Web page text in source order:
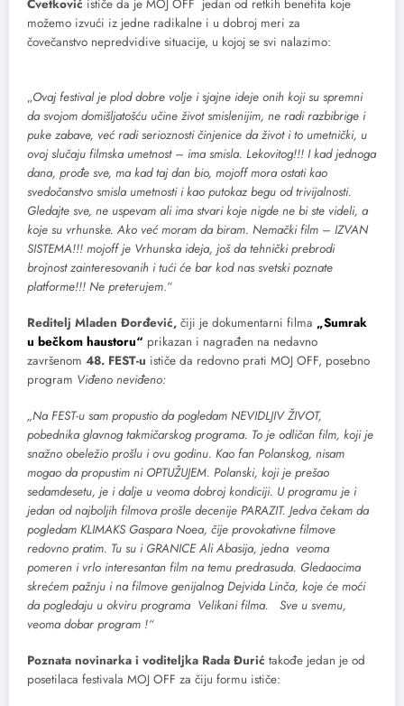
Cvetković ističe da je MOJ OFF jedan od retkih benefita koje
možemo izvući iz jedne radikalne i u dobroj meri za
čovečanstvo nepredvidive situacije, u kojoj se svi nalazimo:
„Ovaj festival je plod dobre volje i sjajne ideje onih koji su spremni
da svojom domišljatošću učine život smislenijim, ne radi razbibrige i
puke zabave, već radi serioznosti činjenice da život i to umetnički, u
ovoj slučaju filmska umetnost – ima smisla. Lekovitog!!! I kad jednoga
dana, prođe sve, ma kad taj dan bio, mojoff mora ostati kao
svedočanstvo smisla umetnosti i kao putokaz begu od trivijalnosti.
Gledajte sve, ne uspevam ali ima stvari koje nigde ne bi ste videli, a
koje su vrhunske. Ako već moram da biram. Nemački film – IZVAN
SISTEMA!!! mojoff je Vrhunska ideja, još da tehnički prebrodi
brojnost zainteresovanih i tući će bar kod nas svetski poznate
platforme!!! Ne preterujem.“
Reditelj Mladen Đorđević, čiji je dokumentarni filma „Sumrak
u bečkom haustoru“ prikazan i nagrađen na nedavno
završenom 48. FEST-u ističe da redovno prati MOJ OFF, posebno
program Viđeno neviđeno:
„Na FEST-u sam propustio da pogledam NEVIDLJIV ŽIVOT,
pobednika glavnog takmičarskog programa. To je odličan film, koji je
snažno obeležio prošlu i ovu godinu. Kao fan Polanskog, nisam
mogao da propustim ni OPTUŽUJEM. Polanski, koji je prešao
sedamdesetu, je i dalje u veoma dobroj kondiciji. U programu je i
jedan od najboljih filmova prošle decenije PARAZIT. Jedva čekam da
pogledam KLIMAKS Gaspara Noea, čije provokativne filmove
redovno pratim. Tu su i GRANICE Ali Abasija, jedna veoma
pomeren i vrlo interesantan film na temu predrasuda. Gledaocima
skrećem pažnju i na filmove genijalnog Dejvida Linča, koje će moći
da pogledaju u okviru programa Velikani filma. Sve u svemu,
veoma dobar program !“
Poznata novinarka i voditeljka Rada Đurić takođe jedan je od
posetilaca festivala MOJ OFF za čiju formu ističe: